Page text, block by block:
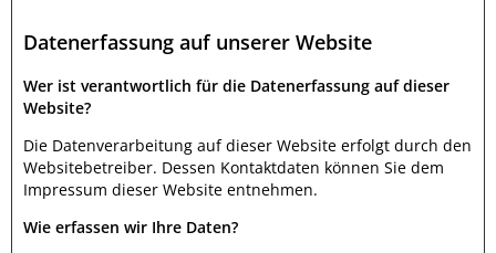
Datenerfassung auf unserer Website
Wer ist verantwortlich für die Datenerfassung auf dieser
Website?
Die Datenverarbeitung auf dieser Website erfolgt durch den
Websitebetreiber. Dessen Kontaktdaten können Sie dem
Impressum dieser Website entnehmen.
Wie erfassen wir Ihre Daten?